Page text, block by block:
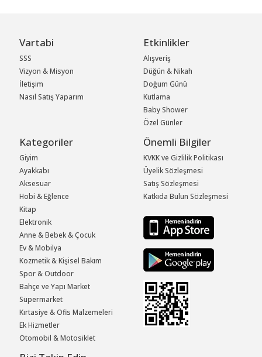
Vartabi
SSS
Vizyon & Misyon
İletişim
Nasıl Satış Yaparım
Etkinlikler
Alışveriş
Düğün & Nikah
Doğum Günü
Kutlama
Baby Shower
Özel Günler
Kategoriler
Giyim
Ayakkabı
Aksesuar
Hobi & Eğlence
Kitap
Elektronik
Anne & Bebek & Çocuk
Ev & Mobilya
Kozmetik & Kişisel Bakım
Spor & Outdoor
Bahçe ve Yapı Market
Süpermarket
Kırtasiye & Ofis Malzemeleri
Ek Hizmetler
Otomobil & Motosiklet
Önemli Bilgiler
KVKK ve Gizlilik Politikası
Üyelik Sözleşmesi
Satış Sözleşmesi
Katkıda Bulun Sözleşmesi